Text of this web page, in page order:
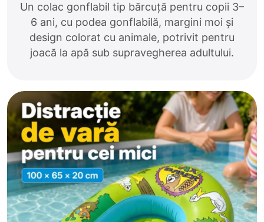
Un colac gonflabil tip bărcuță pentru copii 3–
6 ani, cu podea gonflabilă, margini moi și
design colorat cu animale, potrivit pentru
joacă la apă sub supravegherea adultului.